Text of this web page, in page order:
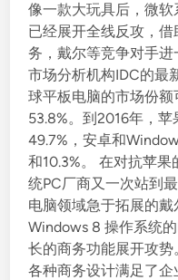
像一款大玩具后，微
已经展开全线反攻，
务，戴尔等竞争对手
市场分析机构IDC的最
球平板电脑的市场份
53.8%。到2016年，
49.7%，安卓和
和10.3%。 在对抗苹
统PC厂商又一次站到
电脑领域急于拓展的
Windows 8 操作系统
长的商务功能展开攻
各种商务设计满足了